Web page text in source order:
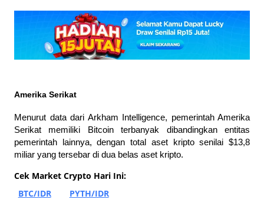
Amerika Serikat
Menurut data dari Arkham Intelligence, pemerintah Amerika
Serikat memiliki Bitcoin terbanyak dibandingkan entitas
pemerintah lainnya, dengan total aset kripto senilai $13,8
miliar yang tersebar di dua belas aset kripto.
Cek Market Crypto Hari Ini:
BTC/IDR
PYTH/IDR